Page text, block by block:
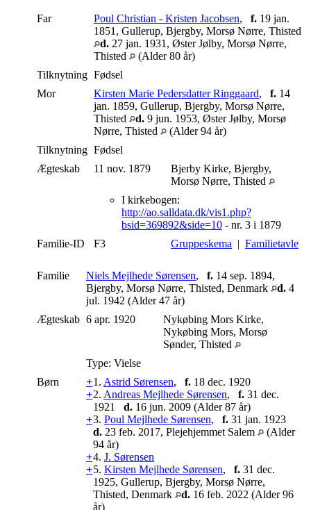
Far Poul Christian - Kristen Jacobsen, f. 19 jan.
1851, Gullerup, Bjergby, Morsø Nørre, Thisted
d. 27 jan. 1931, Øster Jølby, Morsø Nørre,
Thisted
(Alder 80 år)
Tilknytning Fødsel
Mor
Kirsten Marie Pedersdatter Ringgaard, f. 14
jan. 1859, Gullerup, Bjergby, Morsø Nørre,
Thisted
d. 9 jun. 1953, Øster Jølby, Morsø
Nørre, Thisted
(Alder 94 år)
Tilknytning Fødsel
Ægteskab
11 nov. 1879
Bjerby Kirke, Bjergby,
Morsø Nørre, Thisted
I kirkebogen:
http://ao.salldata.dk/vis1.php?
bsid=369892&side=10 - nr. 3 i 1879
Familie-ID
F3 Gruppeskema | Familietavle
Familie Niels Mejlhede Sørensen, f. 14 sep. 1894,
Bjergby, Morsø Nørre, Thisted, Denmark
d. 4
jul. 1942 (Alder 47 år)
Ægteskab 6 apr. 1920
Nykøbing Mors Kirke,
Nykøbing Mors, Morsø
Sønder, Thisted
Type: Vielse
Børn
+1. Astrid Sørensen, f. 18 dec. 1920
+2. Andreas Mejlhede Sørensen, f. 31 dec.
1921 d. 16 jun. 2009 (Alder 87 år)
+3. Poul Mejlhede Sørensen, f. 31 jan. 1923
d. 23 feb. 2017, Plejehjemmet Salem
(Alder
94 år)
+4. J. Sørensen
+5. Kirsten Mejlhede Sørensen, f. 31 dec.
1925, Gullerup, Bjergby, Morsø Nørre,
Thisted, Denmark
d. 16 feb. 2022 (Alder 96
år)